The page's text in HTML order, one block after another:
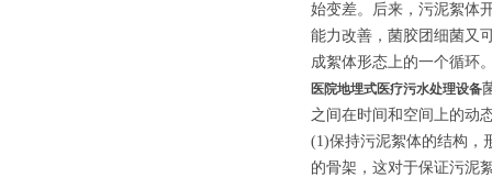
始变差。后来，污泥絮体
能力改善，菌胶团细菌又
成絮体形态上的一个循环
医院地埋式医疗污水处理设备
之间在时间和空间上的动
(1)保持污泥絮体的结构，
的骨架，这对于保证污泥